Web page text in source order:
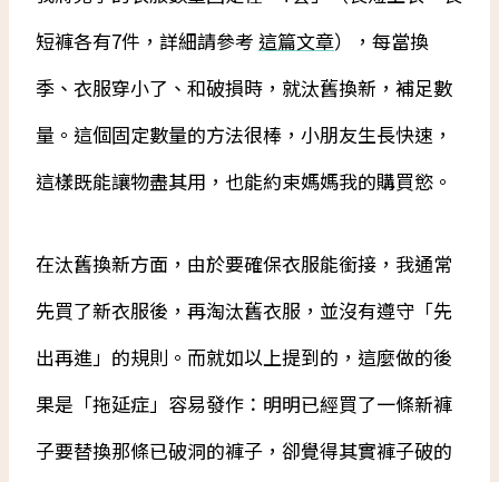
短褲各有7件，詳細請參考 這篇文章），每當換
季、衣服穿小了、和破損時，就汰舊換新，補足數
量。這個固定數量的方法很棒，小朋友生長快速，
這樣既能讓物盡其用，也能約束媽媽我的購買慾。
在汰舊換新方面，由於要確保衣服能銜接，我通常
先買了新衣服後，再淘汰舊衣服，並沒有遵守「先
出再進」的規則。而就如以上提到的，這麼做的後
果是「拖延症」容易發作：明明已經買了一條新褲
子要替換那條已破洞的褲子，卻覺得其實褲子破的